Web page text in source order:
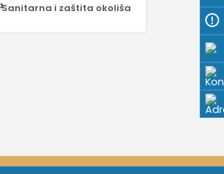
Sanitarna i zaštita okoliša